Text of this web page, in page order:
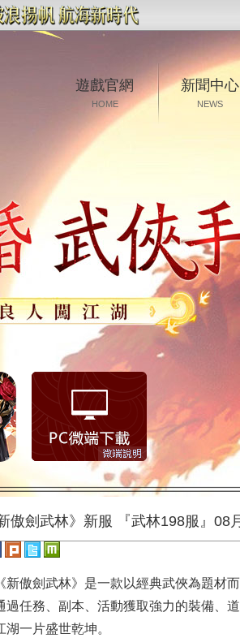
遊戲官網
HOME
新聞中心
NEWS
傲劍武林》新服 『武林198服』08
新傲劍武林》是一款以經典武俠為題材
過任務、副本、活動獲取強力的裝備、
湖一片盛世乾坤。